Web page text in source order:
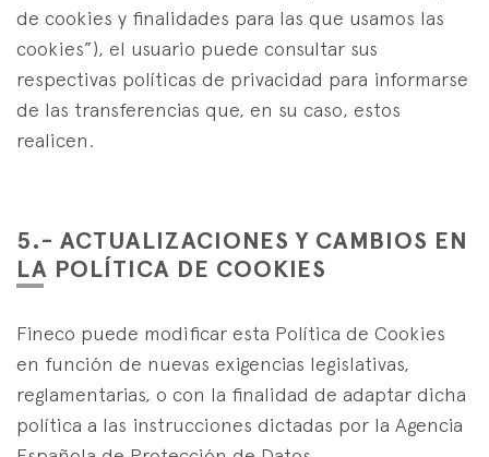
de cookies y finalidades para las que usamos las
cookies”), el usuario puede consultar sus
respectivas políticas de privacidad para informarse
de las transferencias que, en su caso, estos
realicen.
5.- ACTUALIZACIONES Y CAMBIOS EN
LA POLÍTICA DE COOKIES
Fineco puede modificar esta Política de Cookies
en función de nuevas exigencias legislativas,
reglamentarias, o con la finalidad de adaptar dicha
política a las instrucciones dictadas por la Agencia